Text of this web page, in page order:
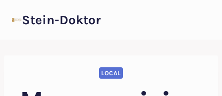
InhaltStein-Doktor
LOCAL